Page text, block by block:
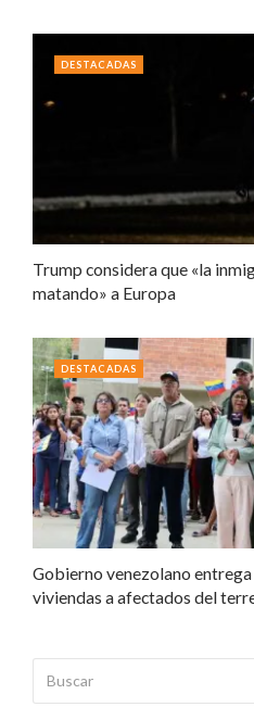
Trump considera que «la
matando» a Europa
DESTACADAS
Gobierno venezolano entrega
viviendas a afectados del
DESTACADAS